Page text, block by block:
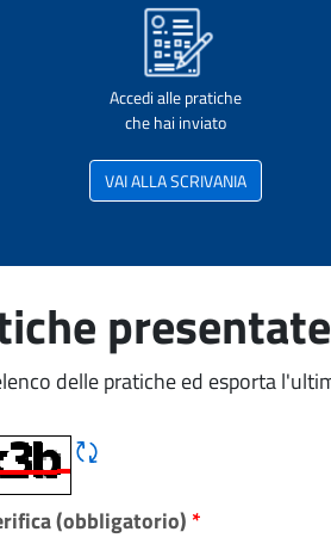
Accedi alle pratiche
che hai inviato
VAI ALLA SCRIVANIA
delle pratiche ed esporta
Rigene CAPTCHA
(obbligatorio) *